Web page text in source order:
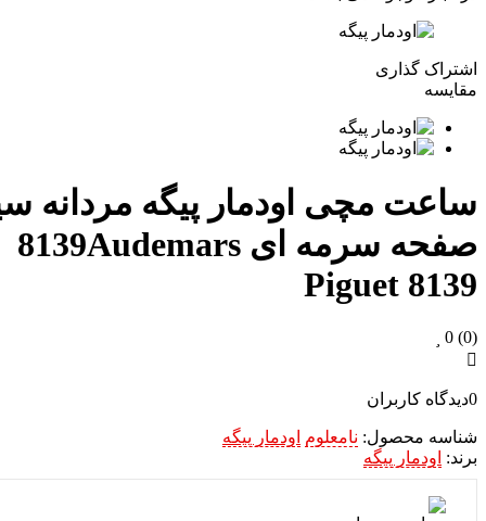
اشتراک گذاری
مقایسه
ساعت مچی اودمار پیگه مردانه
صفحه سرمه ای 8139 Audemars
Piguet 8139
0 (0)
0دیدگاه کاربران
شناسه محصول: نامعلوم اودمار پیگه
برند: اودمار پیگه